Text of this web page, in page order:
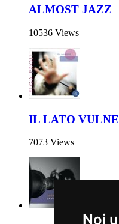
Noi
ALMOST JAZZ
10536 Views
IL LATO
7073 Views